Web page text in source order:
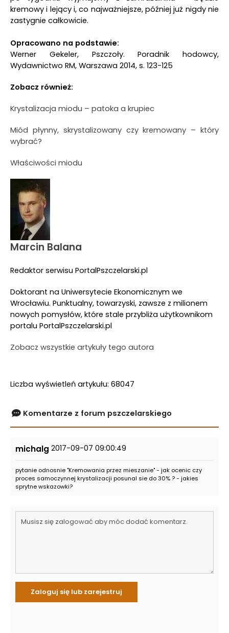
kremowy i lejący i, co najważniejsze, później już nigdy nie
zastygnie całkowicie.
Opracowano na podstawie:
Werner Gekeler, Pszczoły. Poradnik hodowcy,
Wydawnictwo RM, Warszawa 2014, s. 123-125
Zobacz również:
Krystalizacja miodu – patoka a krupiec
Miód płynny, skrystalizowany czy kremowany – który
wybrać?
Właściwości miodu
Marcin Balana
Redaktor serwisu PortalPszczelarski.pl
Doktorant na Uniwersytecie Ekonomicznym we
Wrocławiu. Punktualny, towarzyski, zawsze z milionem
nowych pomysłów, które stale przybliża użytkownikom
portalu PortalPszczelarski.pl
Zobacz wszystkie artykuły tego autora
Liczba wyświetleń artykułu: 68047
Komentarze z forum pszczelarskiego
michalg 2017-09-07 09:00:49
pytanie odnosnie "Kremowania przez mieszanie" - jak ocenic czy
proces samoczynnej krystalizacji posunal sie do 30% ? - jakies
sprytne wskazowki?